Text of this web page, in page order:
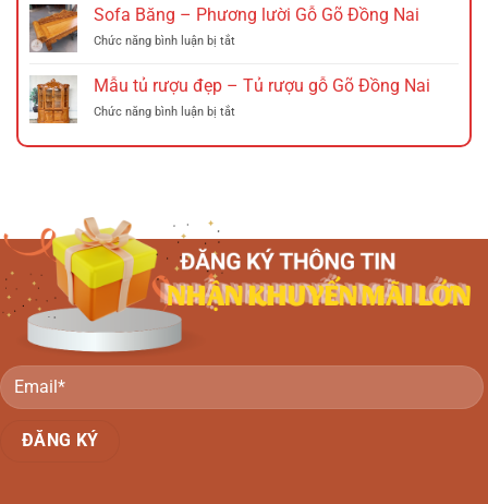
cừ
Nai
băng
Tràm
lười
tràm)
Sofa Băng – Phương lười Gỗ Gõ Đồng Nai
Chức năng bình luận bị tắtở
Băng
Phương
Gỗ
Mẫu tủ rượu đẹp – Tủ rượu gỗ Gõ Đồng Nai
Chức năng bình luận bị tắtở
tủ
rượu
gỗ
Đồng